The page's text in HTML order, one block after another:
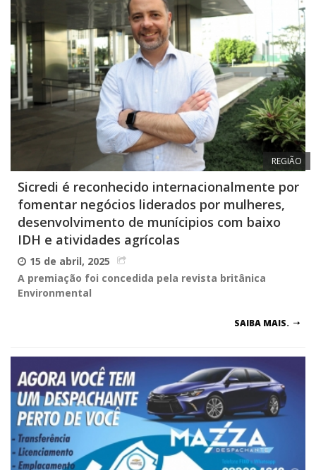
REGIÃO
Sicredi é reconhecido internacionalmente por
fomentar negócios liderados por mulheres,
desenvolvimento de munícipios com baixo
IDH e atividades agrícolas
15 de abril, 2025
A premiação foi concedida pela revista britânica
Environmental
SAIBA MAIS.